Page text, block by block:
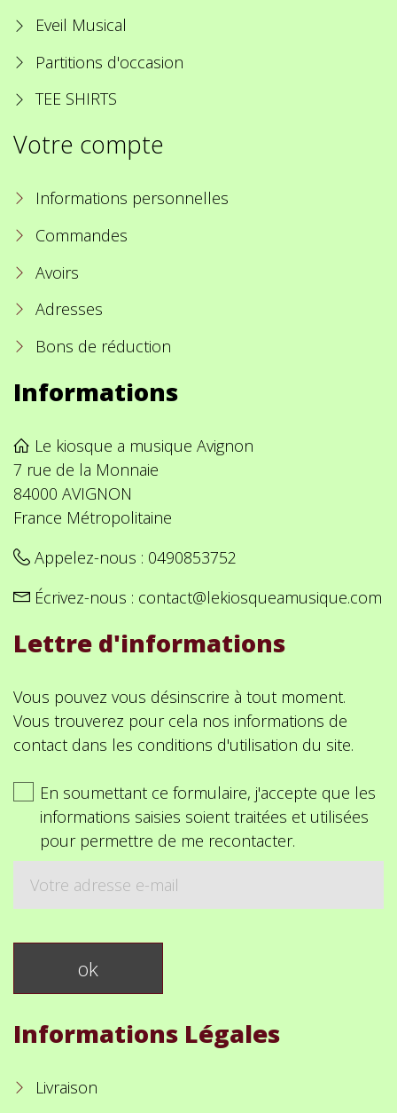
Eveil Musical
Partitions d'occasion
TEE SHIRTS
Votre compte
Informations personnelles
Commandes
Avoirs
Adresses
Bons de réduction
Informations
Le kiosque a musique Avignon
7 rue de la Monnaie
84000 AVIGNON
France Métropolitaine
Appelez-nous : 0490853752
Écrivez-nous : contact@lekiosqueamusique.com
Lettre d'informations
Vous pouvez vous désinscrire à tout moment.
Vous trouverez pour cela nos informations de
contact dans les conditions d'utilisation du site.
En soumettant ce formulaire, j'accepte que les
informations saisies soient traitées et utilisées
pour permettre de me recontacter.
Informations Légales
Livraison